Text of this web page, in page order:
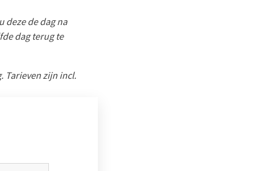
deze de dag na
dag terug te
Tarieven zijn incl.